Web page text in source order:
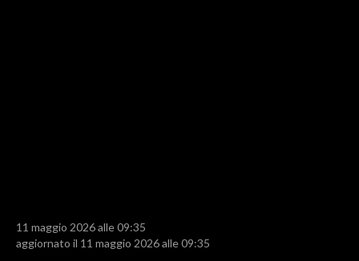
RISULTATI E CLASSIFICHE
11 maggio 2026 alle 09:35
aggiornato il 11 maggio 2026 alle 09:35